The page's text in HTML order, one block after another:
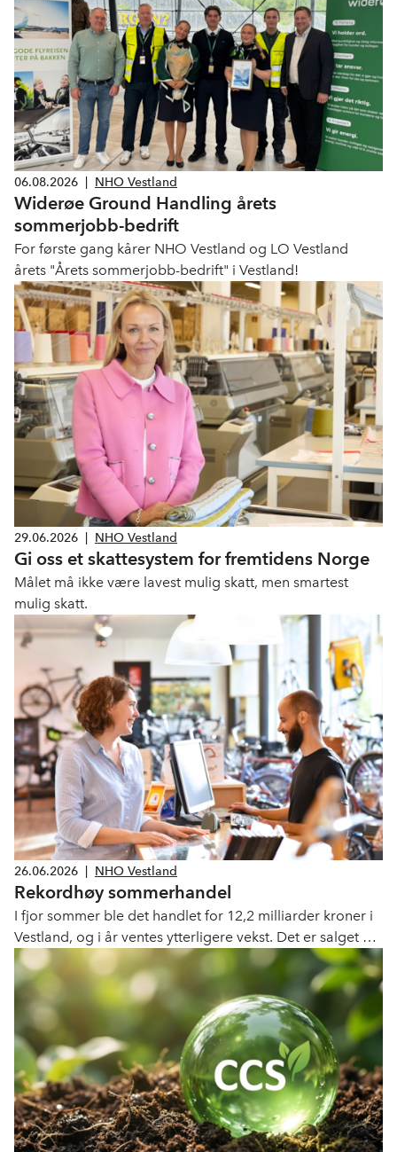
06.08.2026 NHO Vestland
Widerøe Ground Handling årets
sommerjobb-bedrift
For første gang kårer NHO Vestland og LO Vestland
årets "Årets sommerjobb-bedrift" i Vestland!
29.06.2026 NHO Vestland
Gi oss et skattesystem for fremtidens Norge
Målet må ikke være lavest mulig skatt, men smartest
mulig skatt.
26.06.2026 NHO Vestland
Rekordhøy sommerhandel
I fjor sommer ble det handlet for 12,2 milliarder kroner i
Vestland, og i år ventes ytterligere vekst. Det er salget av
kosmetikk som øker mest.